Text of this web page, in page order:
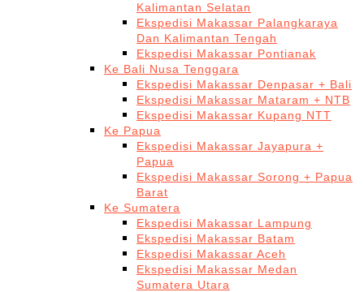
Kalimantan Selatan
Ekspedisi Makassar Palangkaraya
Dan Kalimantan Tengah
Ekspedisi Makassar Pontianak
Ke Bali Nusa Tenggara
Ekspedisi Makassar Denpasar + Bali
Ekspedisi Makassar Mataram + NTB
Ekspedisi Makassar Kupang NTT
Ke Papua
Ekspedisi Makassar Jayapura +
Papua
Ekspedisi Makassar Sorong + Papua
Barat
Ke Sumatera
Ekspedisi Makassar Lampung
Ekspedisi Makassar Batam
Ekspedisi Makassar Aceh
Ekspedisi Makassar Medan
Sumatera Utara